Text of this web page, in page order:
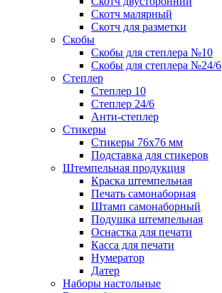
Скотч малярный
Скотч для разметки
Скобы
Скобы для степлера №10
Скобы для степлера №24/6
Степлер
Степлер 10
Степлер 24/6
Анти-степлер
Стикеры
Стикеры 76x76 мм
Подставка для стикеров
Штемпельная продукция
Краска штемпельная
Печать самонаборная
Штамп самонаборный
Подушка штемпельная
Оснастка для печати
Касса для печати
Нумератор
Датер
Наборы настольные